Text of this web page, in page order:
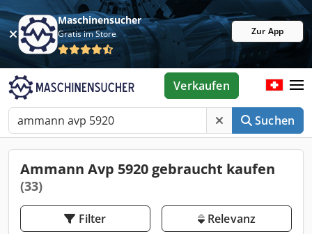
Maschinensucher
Gratis im Store Zur App
Suchen
Verkaufen
Ammann Avp 5920 gebraucht kaufen
(33)
Filter Relevanz